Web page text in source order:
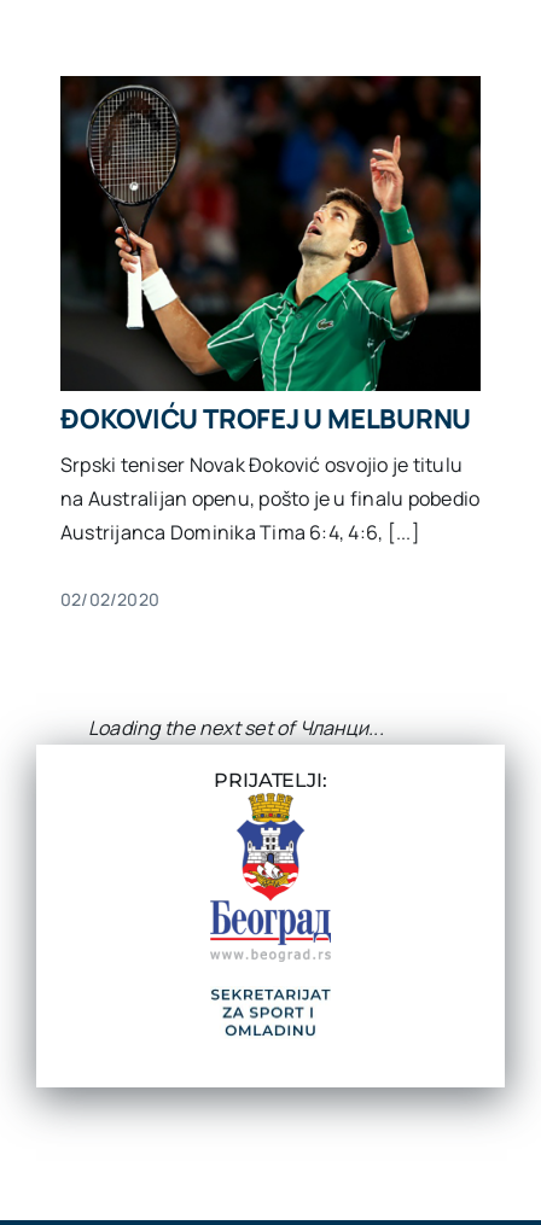
ĐOKOVIĆU TROFEJ U MELBURNU
Srpski teniser Novak Đoković osvojio je titulu
na Australijan openu, pošto je u finalu pobedio
Austrijanca Dominika Tima 6:4, 4:6, [...]
02/02/2020
Teniska reprezenatcija Srbije osvojila je danas